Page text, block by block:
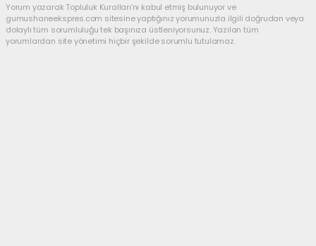
Yorum yazarak Topluluk Kuralları’nı kabul etmiş bulunuyor ve
gumushaneekspres.com sitesine yaptığınız yorumunuzla ilgili doğrudan veya
dolaylı tüm sorumluluğu tek başınıza üstleniyorsunuz. Yazılan tüm
yorumlardan site yönetimi hiçbir şekilde sorumlu tutulamaz.